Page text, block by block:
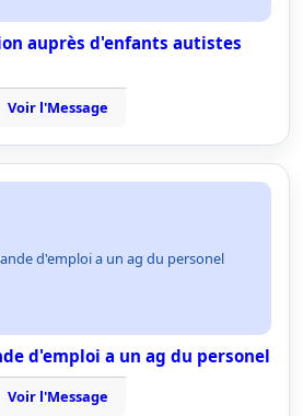
auprès d'enfants autistes
Voir l'Message
d'emploi a un ag du personel
d'emploi a un ag du personel
Voir l'Message